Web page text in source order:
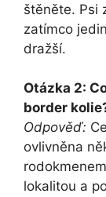
štěněte. Psi
zatímco
dražší.
Otázka 2:
border
Odpověď:
ovlivněna
lokalitou a